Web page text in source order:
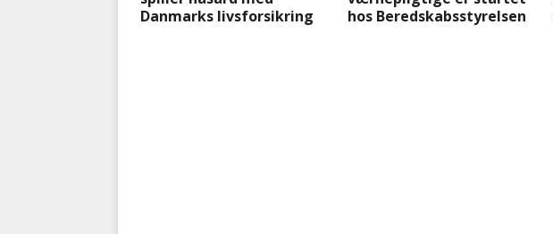
Danmarks livsforsikring
hos Beredskabsstyrelsen